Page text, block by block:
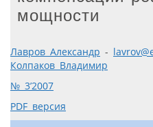
мощности
Лавров Александр -
Колпаков Владимир
№ 3’2007
PDF версия